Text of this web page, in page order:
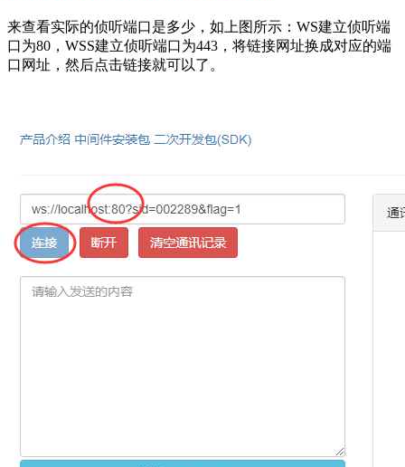
来查看实际的侦听端口是多少，如上图所示：WS建立侦听端
口为80，WSS建立侦听端口为443，将链接网址换成对应的端
口网址，然后点击链接就可以了。